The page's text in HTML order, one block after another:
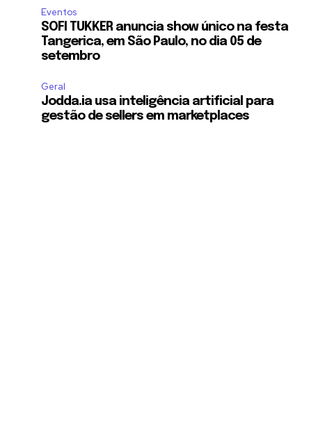
Eventos
SOFI TUKKER anuncia show único na festa
Tangerica, em São Paulo, no dia 05 de
setembro
Geral
Jodda.ia usa inteligência artificial para
gestão de sellers em marketplaces